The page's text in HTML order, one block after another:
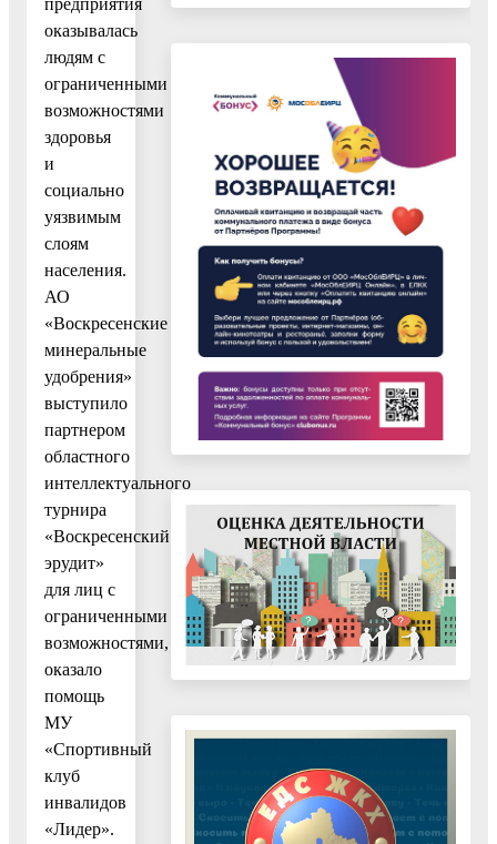
оказывалась
людям с
ограниченными
возможностями
здоровья
и
социально
уязвимым
слоям
населения.
АО
«Воскресенские
минеральные
удобрения»
выступило
партнером
областного
интеллектуального
турнира
«Воскресенский
эрудит»
для лиц с
ограниченными
возможностями,
оказало
помощь
МУ
«Спортивный
клуб
инвалидов
«Лидер».